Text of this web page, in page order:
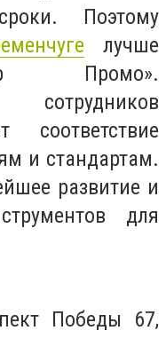
Поэтому
лучше
Промо».
соответствие
и стандартам.
развитие и
для
Победы 67,